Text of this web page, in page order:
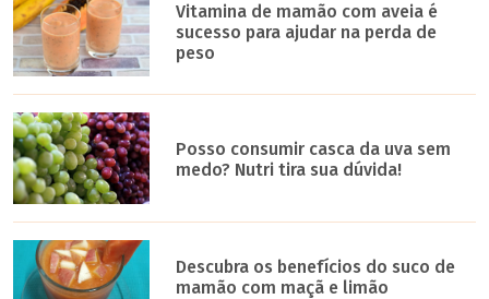
Vitamina de mamão com aveia é
sucesso para ajudar na perda de
peso
Posso consumir casca da uva sem
medo? Nutri tira sua dúvida!
Descubra os benefícios do suco de
mamão com maçã e limão